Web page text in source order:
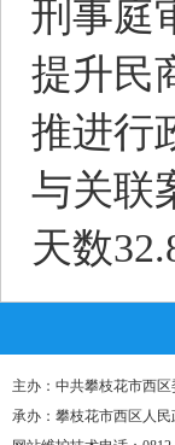
刑事庭
提升民
推进行
与关联
天数
主办：中共攀枝花市西
承办：攀枝花市西区人